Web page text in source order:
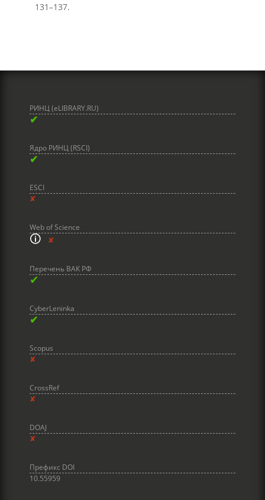
131–137.
РИНЦ (eLIBRARY.RU)
✔
Ядро РИНЦ (RSCI)
✔
ESCI
✘
Web of Science
🛈✘
Перечень ВАК РФ
✔
CyberLeninka
✔
Scopus
✘
CrossRef
✘
DOAJ
✘
Префикс DOI
10.55959